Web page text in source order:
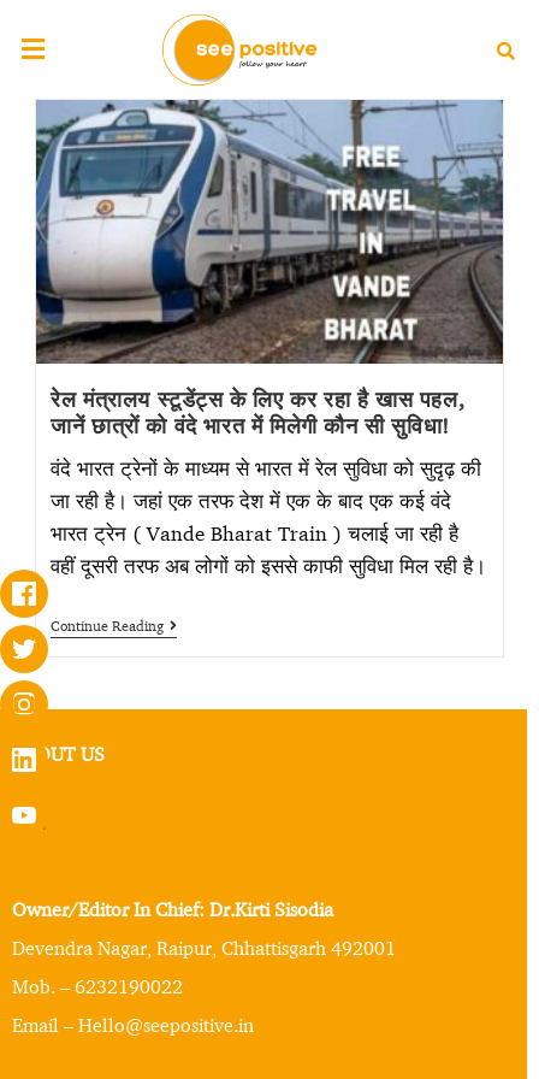
रेल मंत्रालय स्टूडेंट्स के लिए कर रहा है खास पहल,
जानें छात्रों को वंदे भारत में मिलेगी कौन सी सुविधा!
वंदे भारत ट्रेनों के माध्यम से भारत में रेल सुविधा को सुदृढ़ की
जा रही है। जहां एक तरफ देश में एक के बाद एक कई वंदे
भारत ट्रेन ( Vande Bharat Train ) चलाई जा रही है
वहीं दूसरी तरफ अब लोगों को इससे काफी सुविधा मिल रही है।
Continue Reading
ABOUT US
Owner/Editor In Chief: Dr.Kirti Sisodia
Devendra Nagar, Raipur, Chhattisgarh 492001
Mob. – 6232190022
Email – Hello@seepositive.in